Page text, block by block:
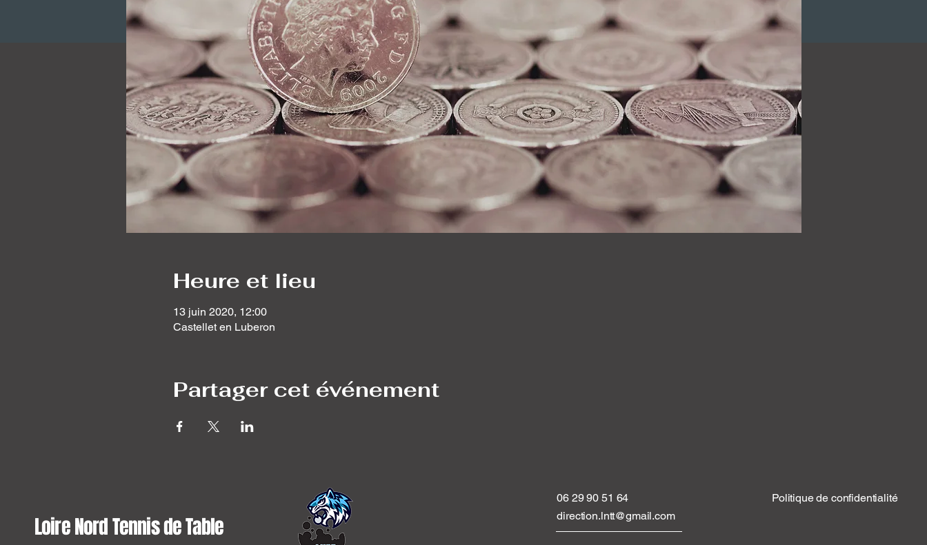
Heure et lieu
13 juin 2020, 12:00
Castellet en Luberon
Partager cet événement
Loire Nord Tennis de Table
06 29 90 51 64
direction.lntt@gmail.com
Politique de confidentialité